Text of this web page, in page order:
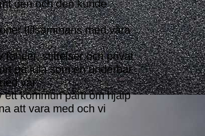
den och den kunde
tillsammans med våra
fonder, stiftelser och privat
på jula som en underbar
vår
ett kommun parti om hjälp
att vara med och vi